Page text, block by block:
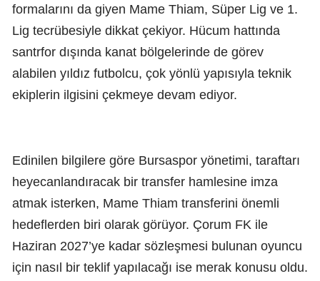
formalarını da giyen Mame Thiam, Süper Lig ve 1.
Lig tecrübesiyle dikkat çekiyor. Hücum hattında
santrfor dışında kanat bölgelerinde de görev
alabilen yıldız futbolcu, çok yönlü yapısıyla teknik
ekiplerin ilgisini çekmeye devam ediyor.
Edinilen bilgilere göre Bursaspor yönetimi, taraftarı
heyecanlandıracak bir transfer hamlesine imza
atmak isterken, Mame Thiam transferini önemli
hedeflerden biri olarak görüyor. Çorum FK ile
Haziran 2027’ye kadar sözleşmesi bulunan oyuncu
için nasıl bir teklif yapılacağı ise merak konusu oldu.